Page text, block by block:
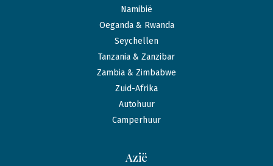
Namibië
Oeganda & Rwanda
Seychellen
Tanzania & Zanzibar
Zambia & Zimbabwe
Zuid-Afrika
Autohuur
Camperhuur
Azië